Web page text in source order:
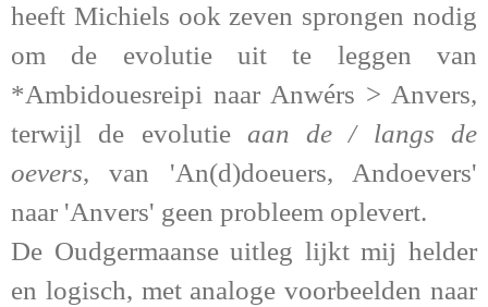
heeft Michiels ook zeven sprongen nodig
om de evolutie uit te leggen van
*Ambidouesreipi naar Anwérs > Anvers,
terwijl de evolutieaan de / langs de
oevers, van 'An(d)doeuers, Andoevers'
naar 'Anvers' geen probleem oplevert.
De Oudgermaanse uitleg lijkt mij helder
en logisch, met analoge voorbeelden naar